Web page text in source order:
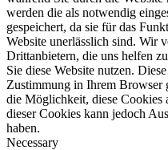
werden die als notwendig
gespeichert, da sie für das
Website unerlässlich sind. Wir
Drittanbietern, die uns helfen
Sie diese Website nutzen.
Zustimmung in Ihrem Browser
die Möglichkeit, diese Cookies
dieser Cookies kann jedoch
haben.
Necessary